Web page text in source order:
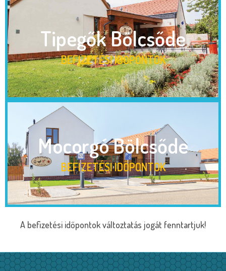
Tipegők Bölcsőde
BEFIZETÉSI IDŐPONTOK
Mocorgó Bölcsőde
BEFIZETÉSI IDŐPONTOK
A befizetési időpontok változtatás jogát fenntartjuk!